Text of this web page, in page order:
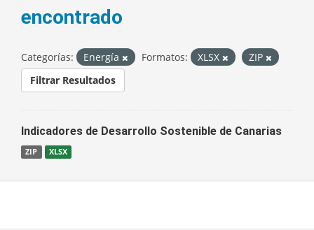
encontrado
Categorías: Energía Formatos: XLSX
ZIP
Filtrar Resultados
Indicadores de Desarrollo Sostenible de Canarias
ZIP XLSX